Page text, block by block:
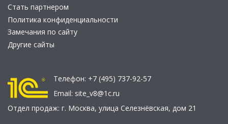
Стать партнером
Политика конфиденциальности
Замечания по сайту
Другие сайты
Телефон: +7 (495) 737-92-57
Email: site_v8@1c.ru
Отдел продаж: г. Москва, улица Селезнёвская, дом 21